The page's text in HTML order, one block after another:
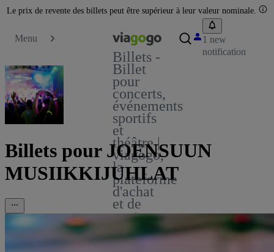
Le prix de revente des billets peut être supérieur à leur valeur nominale.
Menu
Billets -
Billet
pour
concerts,
événements
sportifs
et
théâtre |
viagogo,
la
plateforme
d'achat
et de
vente
billets
1 new
notification
Billets pour JOENSUUN
MUSIIKKIJUHLAT